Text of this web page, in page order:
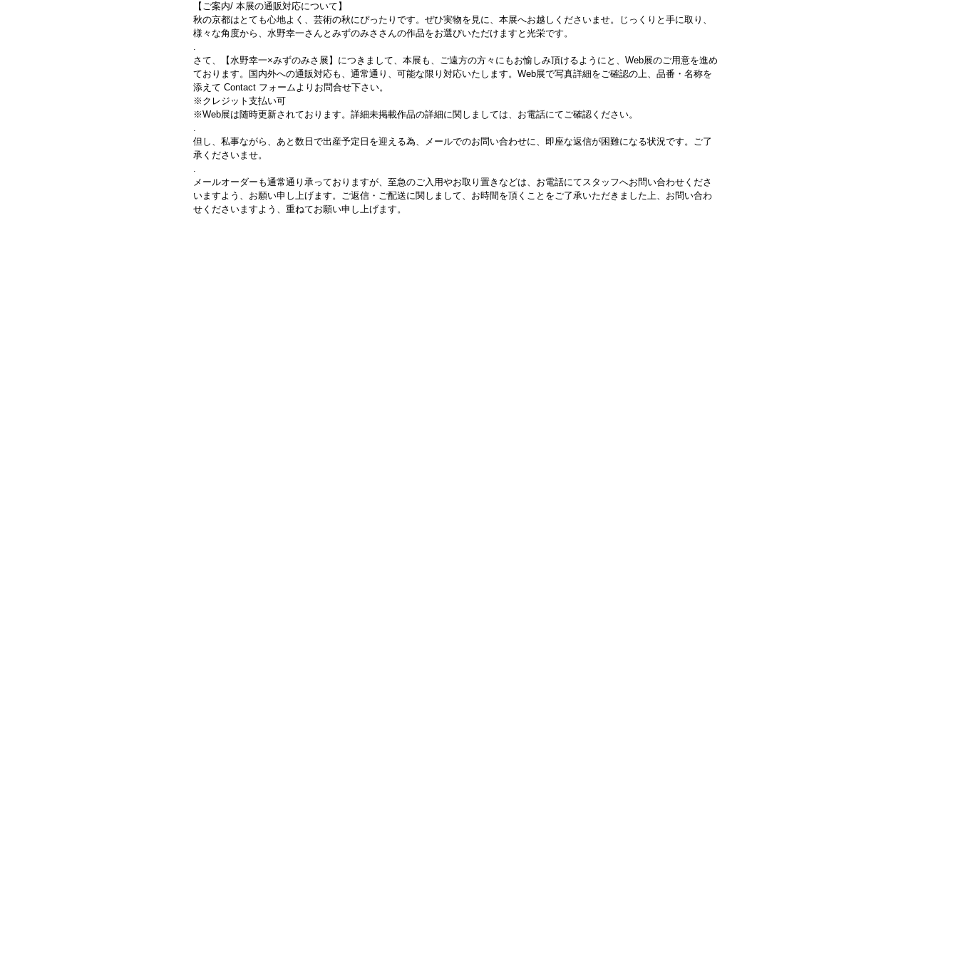
【ご案内/ 本展の通販対応について】
秋の京都はとても心地よく、芸術の秋にぴったりです。ぜひ実物を見に、本展へお越しくださいませ。じっくりと手に取り、
様々な角度から、水野幸一さんとみずのみささんの作品をお選びいただけますと光栄です。
.
さて、【水野幸一×みずのみさ展】につきまして、本展も、ご遠方の方々にもお愉しみ頂けるようにと、Web展のご用意を進め
ております。国内外への通販対応も、通常通り、可能な限り対応いたします。Web展で写真詳細をご確認の上、品番・名称を
添えて Contact フォームよりお問合せ下さい。
※クレジット支払い可
※Web展は随時更新されております。詳細未掲載作品の詳細に関しましては、お電話にてご確認ください。
.
但し、私事ながら、あと数日で出産予定日を迎える為、メールでのお問い合わせに、即座な返信が困難になる状況です。ご了
承くださいませ。
.
メールオーダーも通常通り承っておりますが、至急のご入用やお取り置きなどは、お電話にてスタッフへお問い合わせくださ
いますよう、お願い申し上げます。ご返信・ご配送に関しまして、お時間を頂くことをご了承いただきました上、お問い合わ
せくださいますよう、重ねてお願い申し上げます。